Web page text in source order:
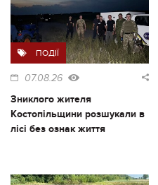
ПОДІЇ
07.08.26
Зниклого жителя
Костопільщини розшукали в
лісі без ознак життя